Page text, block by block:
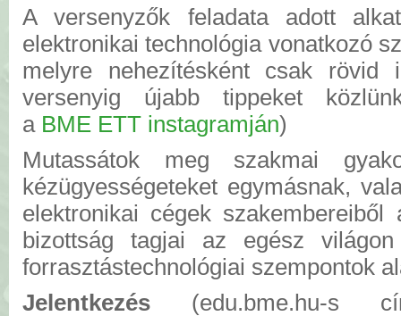
A versenyzők feladata adott
elektronikai technológia vonatkozó
melyre nehezítésként csak rövid
versenyig újabb tippeket
a BME ETT instagramján)
Mutassátok meg szakmai
kézügyességeteket egymásnak,
elektronikai cégek
bizottság tagjai az egész
forrasztástechnológiai szempontok
Jelentkezés (edu.bme.hu-s